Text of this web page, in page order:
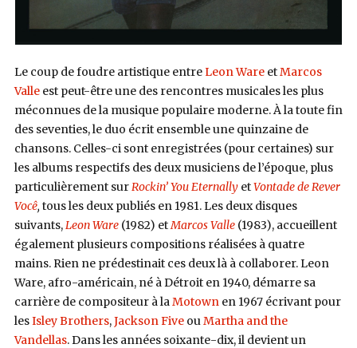
Le coup de foudre artistique entreLeon WareetMarcos
Valleest peut-être une des rencontres musicales les plus
méconnues de la musique populaire moderne. À la toute fin
des seventies, le duo écrit ensemble une quinzaine de
chansons. Celles-ci sont enregistrées (pour certaines) sur
les albums respectifs des deux musiciens de l’époque, plus
particulièrement surRockin’ You Eternally etVontade de Rever
Você, tous les deux publiés en 1981. Les deux disques
suivants,Leon Ware (1982) etMarcos Valle (1983), accueillent
également plusieurs compositions réalisées à quatre
mains. Rien ne prédestinait ces deux là à collaborer. Leon
Ware, afro-américain, né à Détroit en 1940, démarre sa
carrière de compositeur à laMotownen 1967 écrivant pour
lesIsley Brothers,Jackson FiveouMartha and the
Vandellas. Dans les années soixante-dix, il devient un